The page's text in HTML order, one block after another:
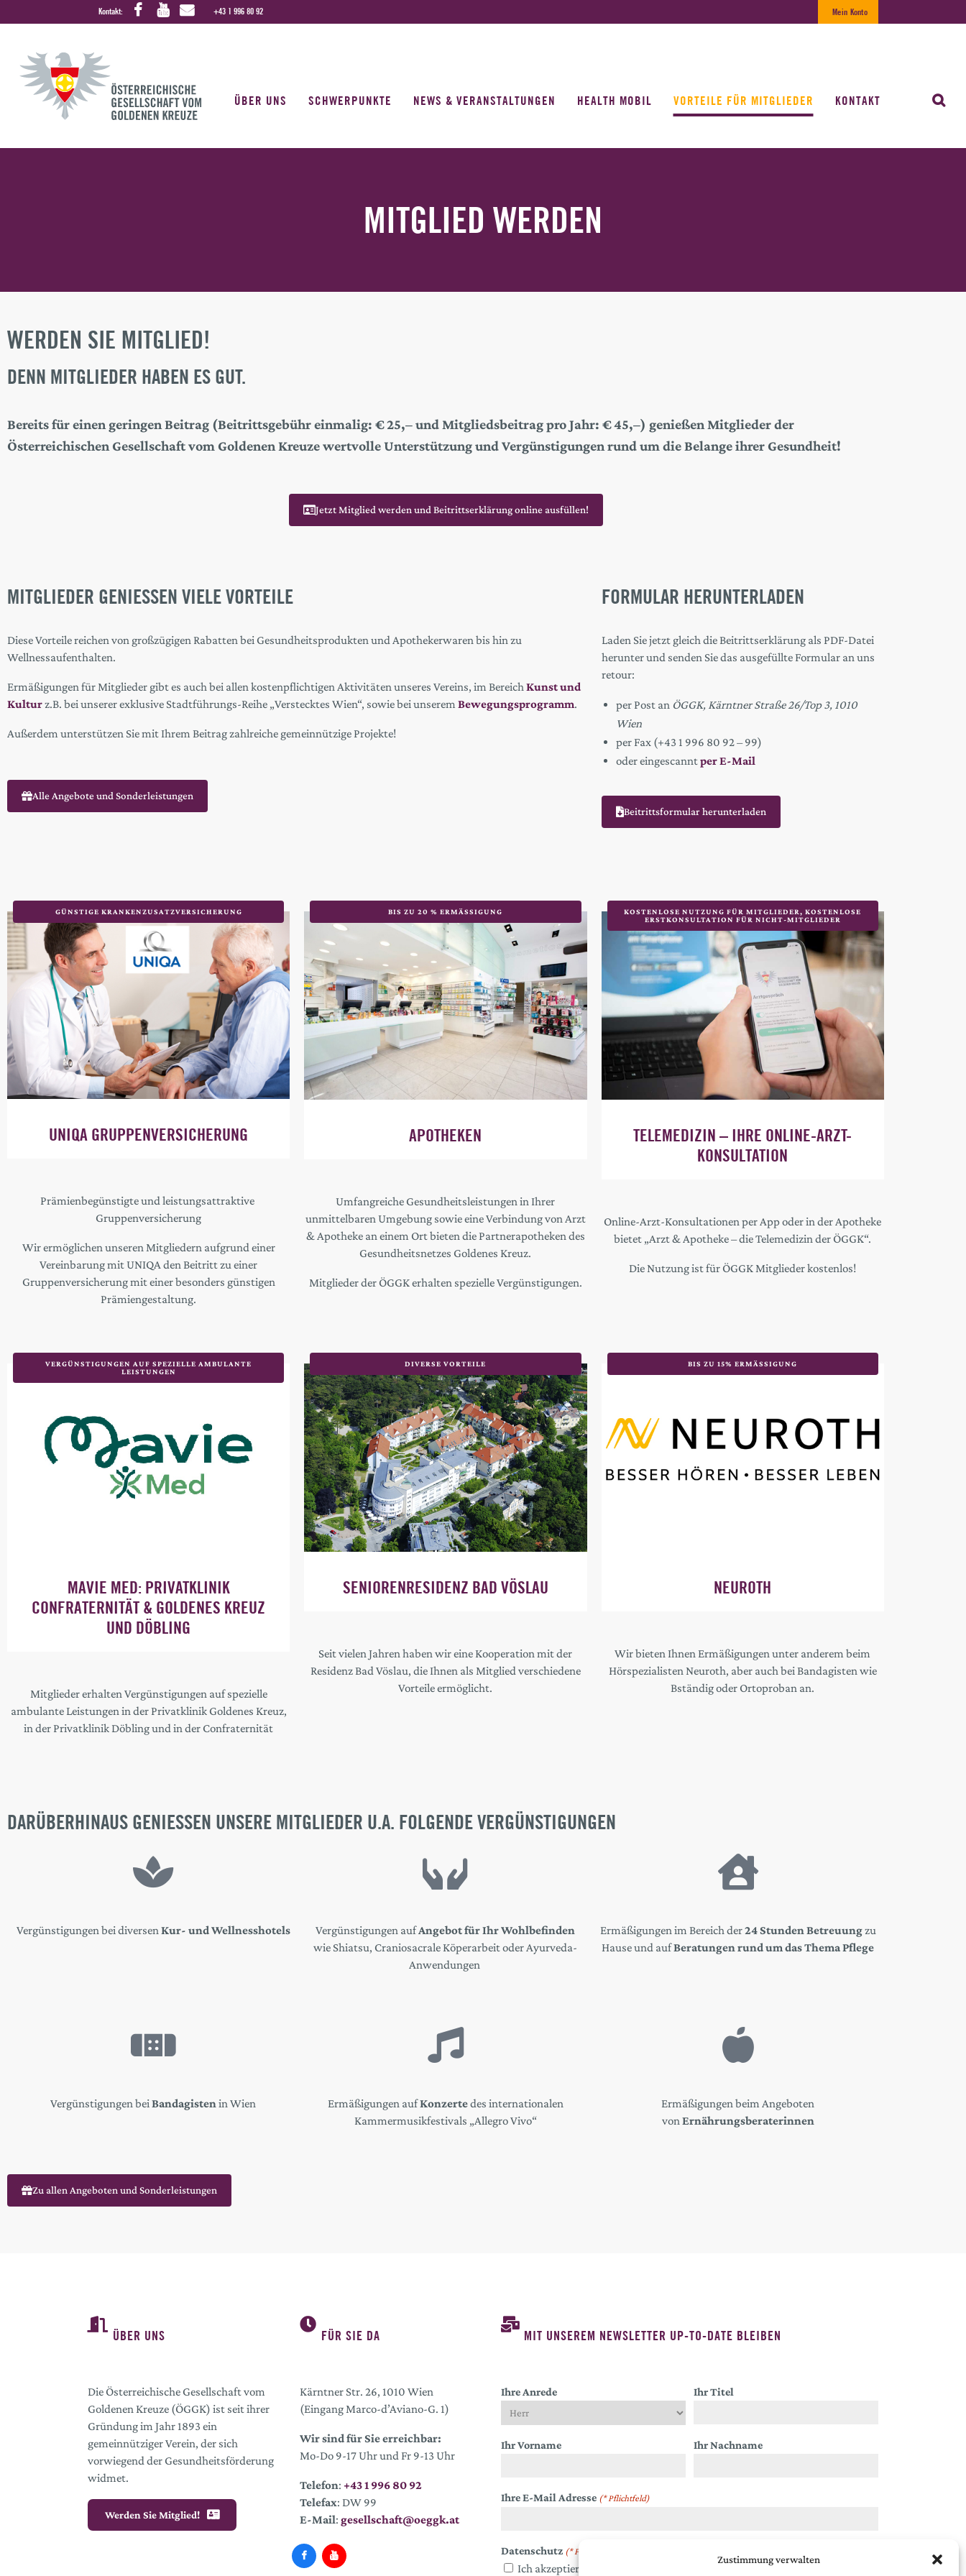
Zustimmung verwalten
Kontakt: +43 1 996 80 92 Mein Konto
ÜBER UNS SCHWERPUNKTE NEWS & VERANSTALTUNGEN HEALTH MOBIL VORTEILE FÜR MITGLIEDER KONTAKT
MITGLIED WERDEN
WERDEN SIE MITGLIED!
DENN MITGLIEDER HABEN ES GUT.
Bereits für einen geringen Beitrag (Beitrittsgebühr einmalig: € 25,– und Mitgliedsbeitrag pro Jahr: € 45,–) genießen Mitglieder der
Österreichischen Gesellschaft vom Goldenen Kreuze wertvolle Unterstützung und Vergünstigungen rund um die Belange ihrer Gesundheit!
Jetzt Mitglied werden und Beitrittserklärung online ausfüllen!
MITGLIEDER GENIESSEN VIELE VORTEILE
Diese Vorteile reichen von großzügigen Rabatten bei Gesundheitsprodukten und Apothekerwaren bis hin zu
Wellnessaufenthalten.
Ermäßigungen für Mitglieder gibt es auch bei allen kostenpflichtigen Aktivitäten unseres Vereins, im BereichKunst und
Kulturz.B. bei unserer exklusive Stadtführungs-Reihe „Verstecktes Wien“, sowie bei unserem Bewegungsprogramm.
Außerdem unterstützen Sie mit Ihrem Beitrag zahlreiche gemeinnützige Projekte!
Alle Angebote und Sonderleistungen
FORMULAR HERUNTERLADEN
Laden Sie jetzt gleich die Beitrittserklärung als PDF-Datei
herunter und senden Sie das ausgefüllte Formular an uns
retour:
per Post an ÖGGK, Kärntner Straße 26/Top 3, 1010
Wien
per Fax (+43 1 996 80 92 – 99)
oder eingescanntper E-Mail
Beitrittsformular herunterladen
GÜNSTIGE KRANKENZUSATZVERSICHERUNG
UNIQA GRUPPENVERSICHERUNG
Prämienbegünstigte und leistungsattraktive
Gruppenversicherung
Wir ermöglichen unseren Mitgliedern aufgrund einer
Vereinbarung mit UNIQA den Beitritt zu einer
Gruppenversicherung mit einer besonders günstigen
Prämiengestaltung.
BIS ZU 20 % ERMÄSSIGUNG
APOTHEKEN
Umfangreiche Gesundheitsleistungen in Ihrer
unmittelbaren Umgebung sowie eine Verbindung von Arzt
& Apotheke an einem Ort bieten die Partnerapotheken des
Gesundheitsnetzes Goldenes Kreuz.
Mitglieder der ÖGGK erhalten spezielle Vergünstigungen.
KOSTENLOSE NUTZUNG FÜR MITGLIEDER, KOSTENLOSE
ERSTKONSULTATION FÜR NICHT-MITGLIEDER
TELEMEDIZIN – IHRE ONLINE-ARZT-
KONSULTATION
Online-Arzt-Konsultationen per App oder in der Apotheke
bietet „Arzt & Apotheke – die Telemedizin der ÖGGK“.
Die Nutzung ist für ÖGGK Mitglieder kostenlos!
VERGÜNSTIGUNGEN AUF SPEZIELLE AMBULANTE
LEISTUNGEN
MAVIE MED: PRIVATKLINIK
CONFRATERNITÄT & GOLDENES KREUZ
UND DÖBLING
Mitglieder erhalten Vergünstigungen auf spezielle
ambulante Leistungen in der Privatklinik Goldenes Kreuz,
in der Privatklinik Döbling und in der Confraternität
DIVERSE VORTEILE
SENIORENRESIDENZ BAD VÖSLAU
Seit vielen Jahren haben wir eine Kooperation mit der
Residenz Bad Vöslau, die Ihnen als Mitglied verschiedene
Vorteile ermöglicht.
BIS ZU 15% ERMÄSSIGUNG
NEUROTH
Wir bieten Ihnen Ermäßigungen unter anderem beim
Hörspezialisten Neuroth, aber auch bei Bandagisten wie
Bständig oder Ortoproban an.
DARÜBERHINAUS GENIESSEN UNSERE MITGLIEDER U.A. FOLGENDE VERGÜNSTIGUNGEN
Vergünstigungen bei diversenKur- und Wellnesshotels Vergünstigungen aufAngebot für Ihr Wohlbefinden
wie Shiatsu, Craniosacrale Köperarbeit oder Ayurveda-
Anwendungen
Ermäßigungen im Bereich der24 Stunden Betreuungzu
Hause und aufBeratungen rund um das Thema Pflege
Vergünstigungen beiBandagisten in Wien Ermäßigungen aufKonzertedes internationalen
Kammermusikfestivals „Allegro Vivo“
Ermäßigungen beim Angeboten
von Ernährungsberaterinnen
Zu allen Angeboten und Sonderleistungen
ÜBER UNS
Die Österreichische Gesellschaft vom
Goldenen Kreuze (ÖGGK) ist seit ihrer
Gründung im Jahr 1893 ein
gemeinnütziger Verein, der sich
vorwiegend der Gesundheitsförderung
widmet.
Werden Sie Mitglied!
FÜR SIE DA
Kärntner Str. 26, 1010 Wien
(Eingang Marco-d’Aviano-G. 1)
Wir sind für Sie erreichbar:
Mo-Do 9-17 Uhr und Fr 9-13 Uhr
Telefon: +43 1 996 80 92
Telefax: DW 99
E-Mail: gesellschaft@oeggk.at
MIT UNSEREM NEWSLETTER UP-TO-DATE BLEIBEN
Ihre Anrede Ihr Titel
Ihr Vorname Ihr Nachname
Ihre E-Mail Adresse (* Pflichtfeld)
Datenschutz (* Pflichtfeld)
Ich akzeptiere die